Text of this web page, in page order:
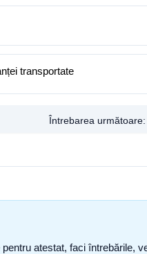
transportate
Întrebarea următoare:
atestat, faci